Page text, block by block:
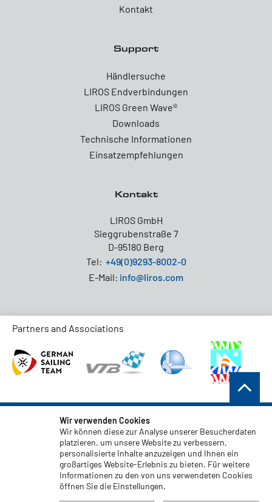
Kontakt
Support
Händlersuche
LIROS Endverbindungen
LIROS Green Wave®
Downloads
Technische Informationen
Einsatzempfehlungen
Kontakt
LIROS GmbH
Sieggrubenstraße 7
D-95180 Berg
Tel: +49(0)9293-8002-0
E-Mail: info@liros.com
Partners and Associations
AGB
Datenschutz
Haftungsauschluss
Impressum
Code of Conduct
Wir verwenden Cookies
Wir können diese zur Analyse unserer Besucherdaten
platzieren, um unsere Website zu verbessern,
personalisierte Inhalte anzuzeigen und Ihnen ein
großartiges Website-Erlebnis zu bieten. Für weitere
Informationen zu den von uns verwendeten Cookies
öffnen Sie die Einstellungen.